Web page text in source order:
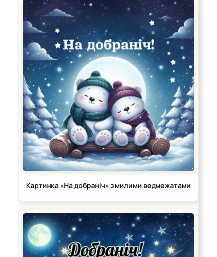
Картинка «На добраніч» з милими ведмежатами